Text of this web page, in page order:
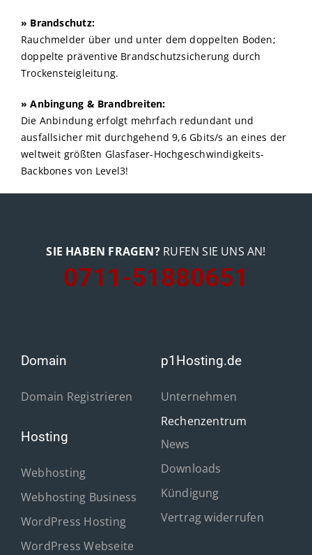
» Brandschutz:
Rauchmelder über und unter dem doppelten Boden;
doppelte präventive Brandschutzsicherung durch
Trockensteigleitung.
» Anbingung & Brandbreiten:
Die Anbindung erfolgt mehrfach redundant und
ausfallsicher mit durchgehend 9,6 Gbits/s an eines der
weltweit größten Glasfaser-Hochgeschwindigkeits-
Backbones von Level3!
SIE HABEN FRAGEN?RUFEN SIE UNS AN!
0711-51880651
Domain
Domain Registrieren
Hosting
Webhosting
Webhosting Business
WordPress Hosting
WordPress Webseite
p1Hosting.de
Unternehmen
Rechenzentrum
News
Downloads
Kündigung
Vertrag widerrufen